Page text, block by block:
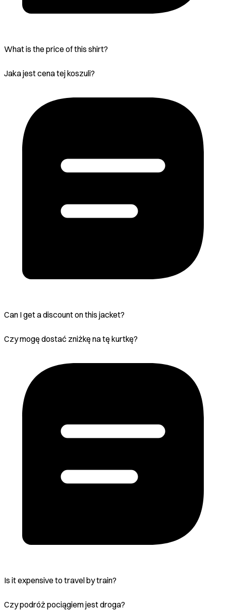
What is the price of this shirt?
Jaka jest cena tej koszuli?
Can I get a discount on this jacket?
Czy mogę dostać zniżkę na tę kurtkę?
Is it expensive to travel by train?
Czy podróż pociągiem jest droga?